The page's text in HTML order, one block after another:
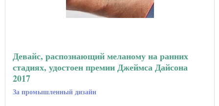
Девайс, распознающий меланому на ранних
стадиях, удостоен премии Джеймса Дайсона
2017
За промышленный дизайн